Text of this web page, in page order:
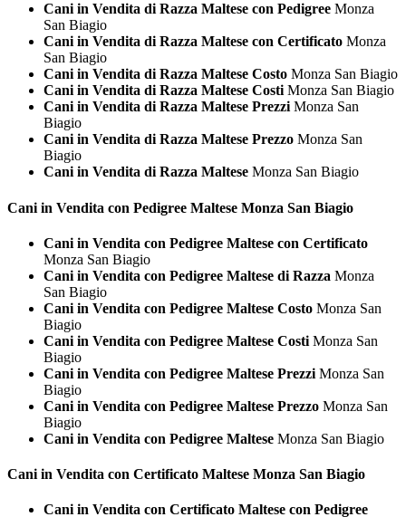
Cani in Vendita di Razza Maltese con Pedigree Monza
San Biagio
Cani in Vendita di Razza Maltese con Certificato Monza
San Biagio
Cani in Vendita di Razza Maltese Costo Monza San Biagio
Cani in Vendita di Razza Maltese CostiMonza San Biagio
Cani in Vendita di Razza Maltese PrezziMonza San
Biagio
Cani in Vendita di Razza Maltese Prezzo Monza San
Biagio
Cani in Vendita di Razza Maltese Monza San Biagio
Cani in Vendita con Pedigree Maltese Monza San Biagio
Cani in Vendita con Pedigree Maltese con Certificato
Monza San Biagio
Cani in Vendita con Pedigree Maltese di Razza Monza
San Biagio
Cani in Vendita con Pedigree Maltese Costo Monza San
Biagio
Cani in Vendita con Pedigree Maltese Costi Monza San
Biagio
Cani in Vendita con Pedigree Maltese Prezzi Monza San
Biagio
Cani in Vendita con Pedigree Maltese Prezzo Monza San
Biagio
Cani in Vendita con Pedigree Maltese Monza San Biagio
Cani in Vendita con Certificato Maltese Monza San Biagio
Cani in Vendita con Certificato Maltese con Pedigree